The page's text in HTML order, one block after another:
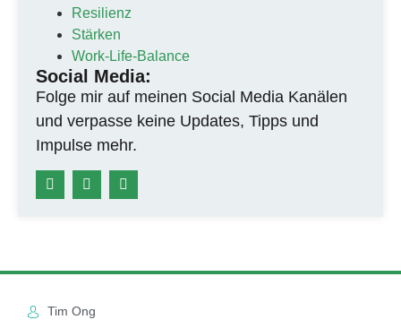
Resilienz
Stärken
Work-Life-Balance
Social Media:
Folge mir auf meinen Social Media Kanälen
und verpasse keine Updates, Tipps und
Impulse mehr.
Tim Ong